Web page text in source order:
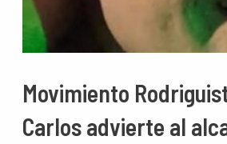
Movimiento
Carlos advierte al